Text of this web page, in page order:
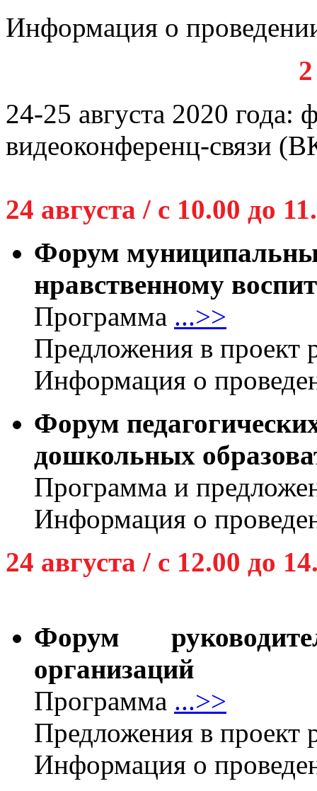
Информация о
24-25 августа 2020 года:
видеоконференц-связи
24 августа / с 10.00 до
Форум
нравственному
Программа ...>>
Предложения в проект
Информация о
Форум
дошкольных
Программа и
Информация о
24 августа / с 12.00 до
Форум
организаций
Программа ...>>
Предложения в проект
Информация о